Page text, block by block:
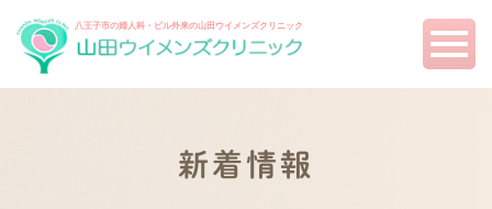
八王子市の婦人科・ピル外来の山田ウイメンズクリニック
新着情報